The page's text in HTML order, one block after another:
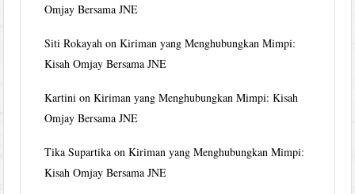
Omjay Bersama JNE
Siti Rokayah onKiriman yang Menghubungkan Mimpi:
Kisah Omjay Bersama JNE
Kartini onKiriman yang Menghubungkan Mimpi: Kisah
Omjay Bersama JNE
Tika Supartika onKiriman yang Menghubungkan Mimpi:
Kisah Omjay Bersama JNE